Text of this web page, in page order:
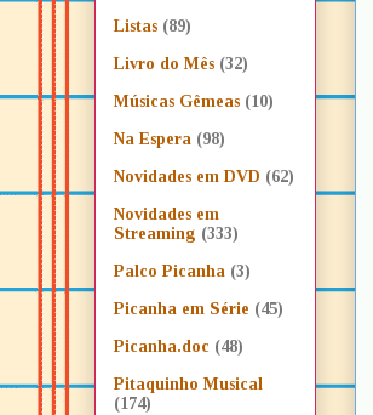
Listas (89)
Livro do Mês (32)
Músicas Gêmeas (10)
Na Espera (98)
Novidades em DVD (62)
Novidades em
Streaming (333)
Palco Picanha (3)
Picanha em Série (45)
Picanha.doc (48)
Pitaquinho Musical
(174)